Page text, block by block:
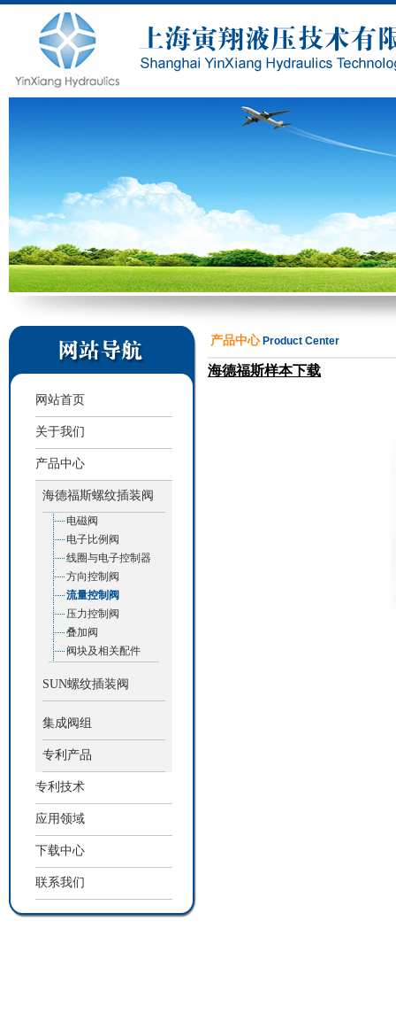
网站首页
关于我们
产品中心
海德福斯螺纹插装阀
电磁阀
电子比例阀
线圈与电子控制器
方向控制阀
流量控制阀
压力控制阀
叠加阀
阀块及相关配件
SUN螺纹插装阀
集成阀组
专利产品
专利技术
应用领域
下载中心
联系我们
产品中心 Product Center
海德福斯样本下载